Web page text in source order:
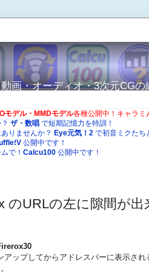
画・オーディオ・3次元CG
モデル・MMDモデル各種公開中！キャラミ
ザ・数唱 で短期記憶力を特訓！
りませんか？ Eye元気！2 で初音ミクたち
公開中です！
で！ Calcu100 公開中です！
のURLの左に隙間が
アップしてからアドレスバーに表示され